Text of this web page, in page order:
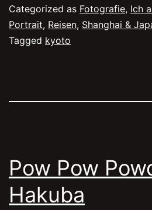
Categorized as Fotografie, Ich
Portrait, Reisen, Shanghai &
Tagged kyoto
Pow Pow
Hakuba